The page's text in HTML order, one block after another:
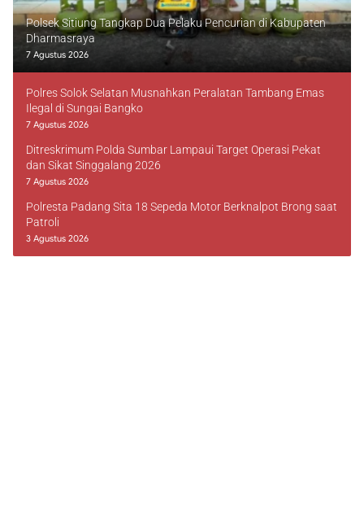
Polsek Sitiung Tangkap Dua Pelaku Pencurian di Kabupaten
Dharmasraya
7 Agustus 2026
Polres Solok Selatan Musnahkan Peralatan Tambang Emas
Ilegal di Sungai Bangko
7 Agustus 2026
Ditreskrimum Polda Sumbar Lampaui Target Operasi Pekat
dan Sikat Singgalang 2026
7 Agustus 2026
Polresta Padang Sita 18 Sepeda Motor Berknalpot Brong saat
Patroli
3 Agustus 2026